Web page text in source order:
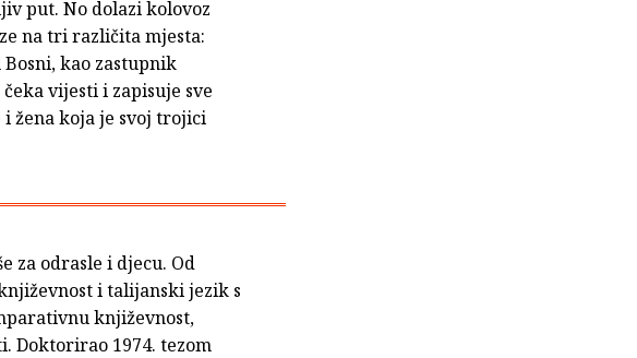
put. No dolazi kolovoz
na tri različita mjesta:
kao zastupnik
vijesti i zapisuje sve
žena koja je svoj trojici
za odrasle i djecu. Od
i talijanski jezik s
književnost,
Doktorirao 1974. tezom